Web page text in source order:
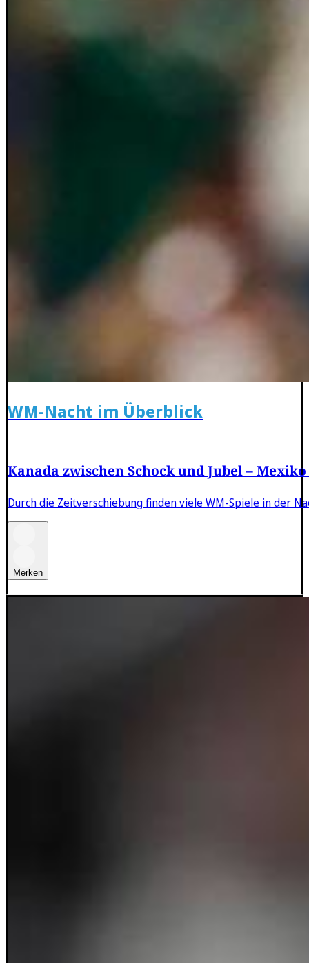
WM-Nacht im Überblick
Kanada zwischen Schock und Jubel –
Durch die Zeitverschiebung finden viele WM-Spiele in der
Merken